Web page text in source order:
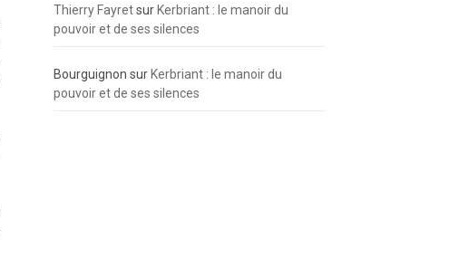
Thierry Fayretsur Kerbriant : le manoir du
pouvoir et de ses silences
Bourguignon sur Kerbriant : le manoir du
pouvoir et de ses silences